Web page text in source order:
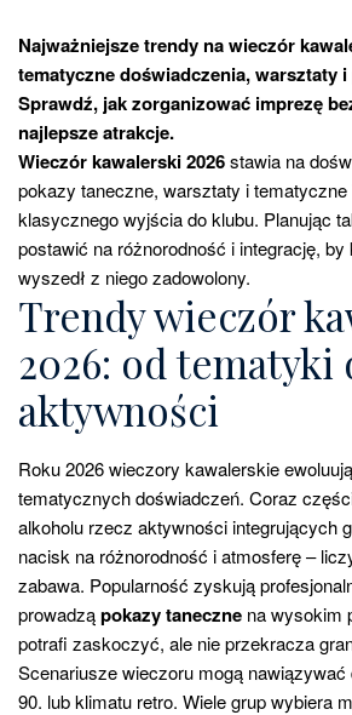
Najważniejsze trendy na wieczór
tematyczne doświadczenia, warsztaty
Sprawdź, jak zorganizować imprezę
najlepsze atrakcje.
Wieczór kawalerski 2026stawia na
pokazy taneczne, warsztaty i
klasycznego wyjścia do klubu. Planując
postawić na różnorodność i integrację,
wyszedł z niego zadowolony.
Trendy wieczór
2026: od tematyki
aktywności
Roku 2026 wieczory kawalerskie
tematycznych doświadczeń. Coraz
alkoholu rzecz aktywności integrujących
nacisk na różnorodność i atmosferę –
zabawa. Popularność zyskują
prowadząpokazy taneczne na wysokim
potrafi zaskoczyć, ale nie przekracza
Scenariusze wieczoru mogą nawiązywać
90. lub klimatu retro. Wiele grup wybiera